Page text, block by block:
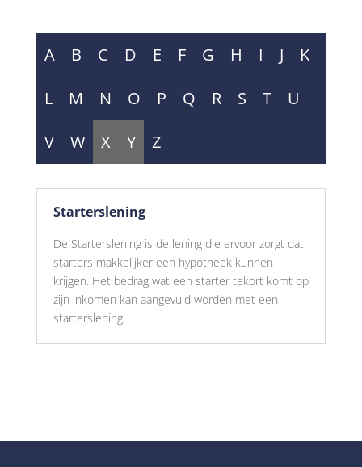
A B C D E F G H I J
K
L
M N O P Q R S T
U
V
W X Y Z
Starterslening
De Starterslening is de lening die ervoor zorgt dat
starters makkelijker een hypotheek kunnen
krijgen. Het bedrag wat een starter tekort komt op
zijn inkomen kan aangevuld worden met een
starterslening.